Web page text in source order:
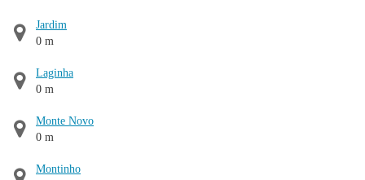
Jardim
0 m
Laginha
0 m
Monte Novo
0 m
Montinho